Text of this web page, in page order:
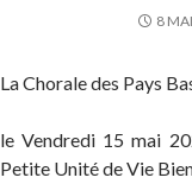
8
La Chorale des Pays
le Vendredi 15 mai
Petite Unité de Vie